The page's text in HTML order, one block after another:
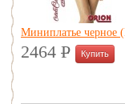
Миниплатье черное
2464 P
УБ.